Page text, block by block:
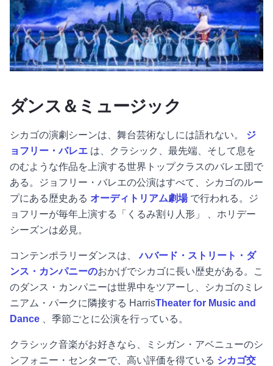
ダンス＆ミュージック
シカゴの演劇シーンは、舞台芸術なしには語れない。
ジ
ョフリー・バレエ は、クラシック、最先端、そして息を
のむような作品を上演する世界トップクラスのバレエ団で
ある。ジョフリー・バレエの公演はすべて、シカゴのルー
プにある歴史ある オーディトリアム劇場 で行われる。ジ
ョフリーが毎年上演する「くるみ割り人形」
、ホリデー
シーズンは必見。
コンテンポラリーダンスは、
ハバード・ストリート・ダ
ンス・カンパニーのおかげでシカゴに長い歴史がある。こ
のダンス・カンパニーは世界中をツアーし、シカゴのミレ
ニアム・パークに隣接する HarrisTheater for Music and
Dance
、季節ごとに公演を行っている。
クラシック音楽がお好きなら、ミシガン・アベニューのシ
ンフォニー・センターで、高い評価を得ている シカゴ交